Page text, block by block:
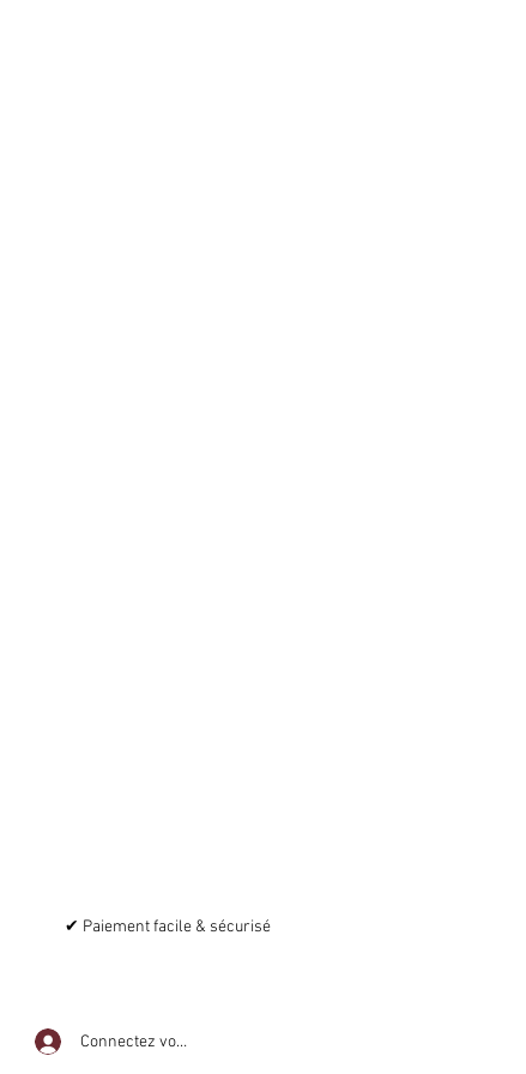
✔ Paiement facile & sécurisé
Connectez vous